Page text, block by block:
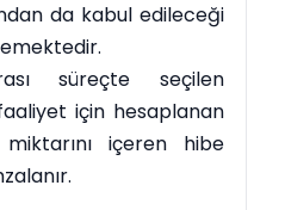
da kabul edileceği
süreçte seçilen
için hesaplanan
içeren hibe